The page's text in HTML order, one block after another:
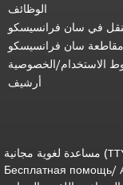
الوظائف
في سان فرانسيسكو
سان فرانسيسكو
الاستخدام/الخصوصية
أرشيف
311 (خارج SF 415.701.2311؛ TTY 415.701.2323) مساعدة لغوية مجانية
/
Бесплатная помощь